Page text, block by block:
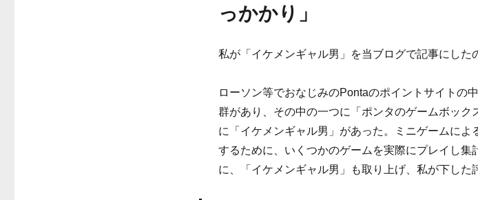
っかかり」
私が「イケメンギャル男」を当ブログで記事にした
ローソン等でおなじみのPontaのポイントサイトの
群があり、その中の一つに「ポンタのゲームボック
に「イケメンギャル男」があった。ミニゲームによ
するために、いくつかのゲームを実際にプレイし集
に、「イケメンギャル男」も取り上げ、私が下した